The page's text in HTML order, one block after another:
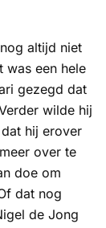
altijd niet
was een hele
gezegd dat
wilde hij
hij erover
over te
doe om
dat nog
de Jong